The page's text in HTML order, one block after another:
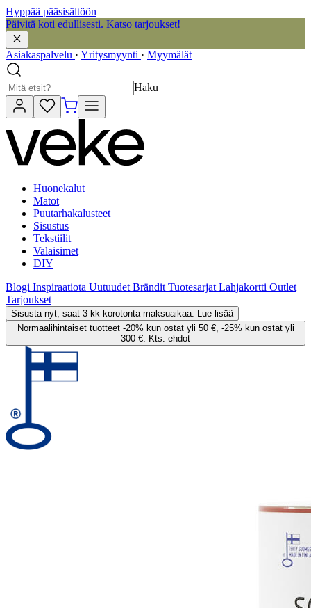
Hyppää pääsisältöön
Päivitä koti edullisesti. Katso tarjoukset!
Asiakaspalvelu · Yritysmyynti · Myymälät
Haku
Huonekalut
Matot
Puutarhakalusteet
Sisustus
Tekstiilit
Valaisimet
DIY
Blogi Inspiraatiota Uutuudet Brändit Tuotesarjat Lahjakortti Outlet
Tarjoukset
Sisusta nyt, saat 3 kk korotonta maksuaikaa. Lue lisää
Normaalihintaiset tuotteet -20% kun ostat yli 50 €, -25% kun ostat yli
300 €. Kts. ehdot